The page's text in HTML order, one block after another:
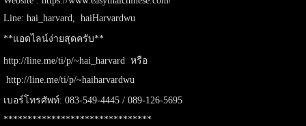
Line: hai_harvard, haiHarvardwu
**แอดไลน์ง่ายสุดครับ**
http://line.me/ti/p/~hai_harvard
หรือ
http://line.me/ti/p/~haiharvardwu
เบอร์โทรศัพท์: ‪083-549-4445 / ‪089-126-5695
*******************************